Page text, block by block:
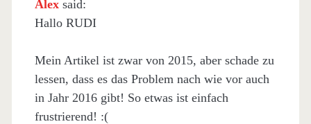
Alex said:
Hallo RUDI
Mein Artikel ist zwar von 2015, aber schade zu
lessen, dass es das Problem nach wie vor auch
in Jahr 2016 gibt! So etwas ist einfach
frustrierend! :(